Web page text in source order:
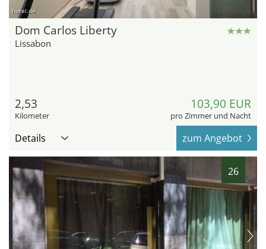
hotel.de
Dom Carlos Liberty
Lissabon
2,53
Kilometer
103,90 EUR
pro Zimmer und Nacht
Details zum Angebot
26